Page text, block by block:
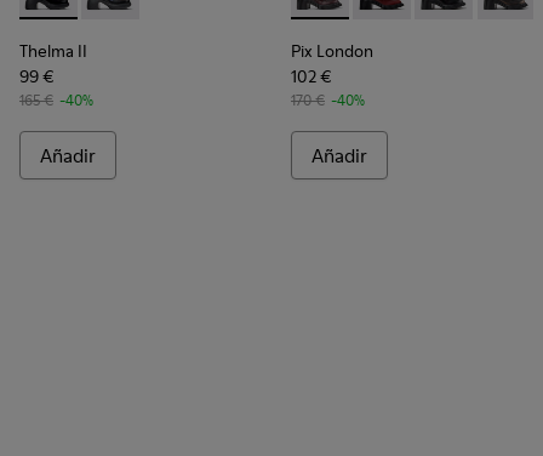
Thelma II
99 €
165 € -40%
Añadir
Pix London
102 €
170 € -40%
Añadir